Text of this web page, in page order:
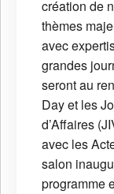
création de
thèmes
avec
grandes
seront au
Day et les
d’Affaires
avec les
salon
programme